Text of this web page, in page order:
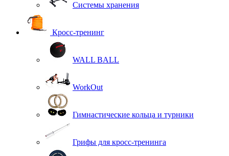
Системы хранения
Кросс-тренинг
WALL BALL
WorkOut
Гимнастические кольца и турники
Грифы для кросс-тренинга